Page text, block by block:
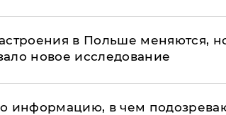
в Польше меняются,
новое исследование
информацию, в чем